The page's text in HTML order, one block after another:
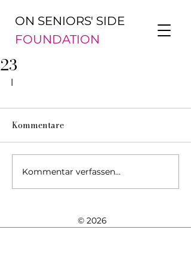
ON SENIORS' SIDE
FOUNDATION
23
l
Kommentare
Kommentar verfassen...
© 2026